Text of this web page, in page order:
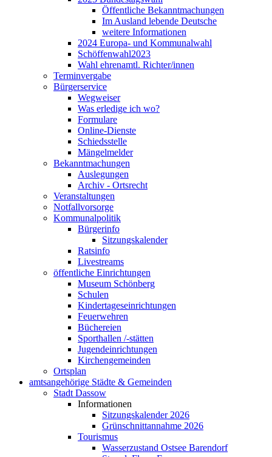
Öffentliche Bekanntmachungen
Im Ausland lebende Deutsche
weitere Informationen
2024 Europa- und Kommunalwahl
Schöffenwahl2023
Wahl ehrenamtl. Richter/innen
Terminvergabe
Bürgerservice
Wegweiser
Was erledige ich wo?
Formulare
Online-Dienste
Schiedsstelle
Mängelmelder
Bekanntmachungen
Auslegungen
Archiv - Ortsrecht
Veranstaltungen
Notfallvorsorge
Kommunalpolitik
Bürgerinfo
Sitzungskalender
Ratsinfo
Livestreams
öffentliche Einrichtungen
Museum Schönberg
Schulen
Kindertageseinrichtungen
Feuerwehren
Büchereien
Sporthallen /-stätten
Jugendeinrichtungen
Kirchengemeinden
Ortsplan
amtsangehörige Städte & Gemeinden
Stadt Dassow
Informationen
Sitzungskalender 2026
Grünschnittannahme 2026
Tourismus
Wasserzustand Ostsee Barendorf